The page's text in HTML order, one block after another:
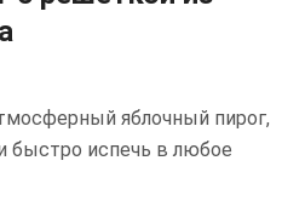
яблочный пирог,
быстро испечь в любое